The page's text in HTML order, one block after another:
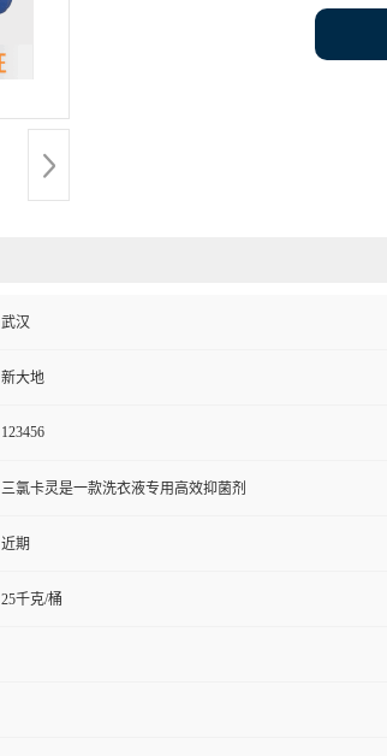
武汉
新大地
123456
三氯卡灵是一款洗衣液专用高效抑菌剂
近期
25千克/桶